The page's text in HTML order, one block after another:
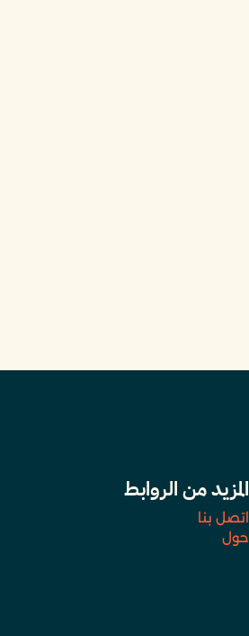
المزيد من الروابط
اتصل بنا
حول